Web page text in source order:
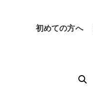
初めての方へ